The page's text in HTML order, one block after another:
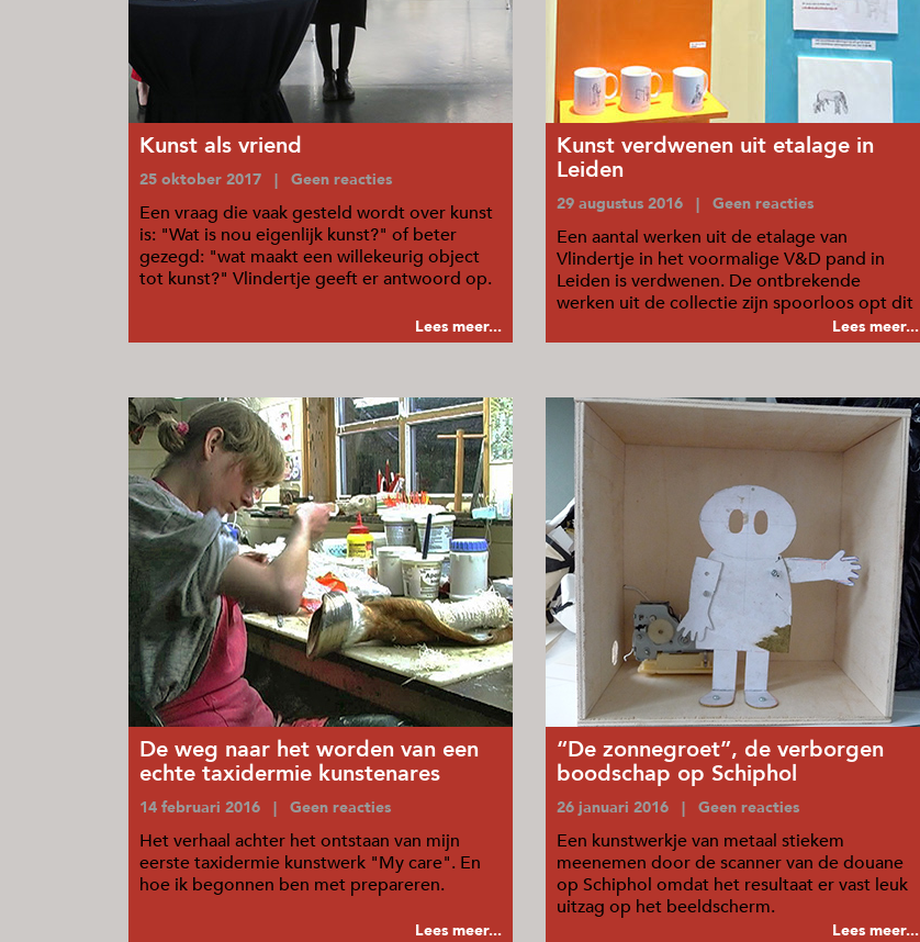
Kunst als vriend
25 oktober 2017 | Geen reacties
Een vraag die vaak gesteld wordt over kunst
is: "Wat is nou eigenlijk kunst?" of beter
gezegd: "wat maakt een willekeurig object
tot kunst?" Vlindertje geeft er antwoord op.
Lees meer...
Kunst verdwenen uit etalage in
Leiden
29 augustus 2016 | Geen reacties
Een aantal werken uit de etalage van
Vlindertje in het voormalige V&D pand in
Leiden is verdwenen. De ontbrekende
werken uit de collectie zijn spoorloos opt dit
Lees meer...
De weg naar het worden van een
echte taxidermie kunstenares
14 februari 2016 | Geen reacties
Het verhaal achter het ontstaan van mijn
eerste taxidermie kunstwerk "My care". En
hoe ik begonnen ben met prepareren.
Lees meer...
“De zonnegroet”, de verborgen
boodschap op Schiphol
26 januari 2016 | Geen reacties
Een kunstwerkje van metaal stiekem
meenemen door de scanner van de douane
op Schiphol omdat het resultaat er vast leuk
uitzag op het beeldscherm.
Lees meer...